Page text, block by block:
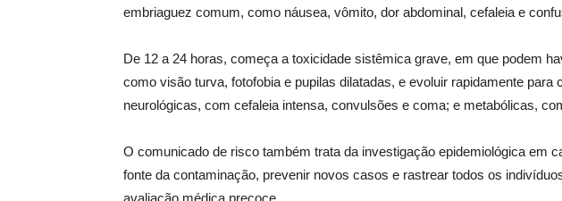
embriaguez comum, como náusea, vômito, dor abdominal, cefaleia e
De 12 a 24 horas, começa a toxicidade sistêmica grave, em que podem
como visão turva, fotofobia e pupilas dilatadas, e evoluir rapidamente para
neurológicas, com cefaleia intensa, convulsões e coma; e metabólicas,
O comunicado de risco também trata da investigação epidemiológica em
fonte da contaminação, prevenir novos casos e rastrear todos os
avaliação médica precoce.